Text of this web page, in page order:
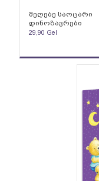
შეღებე საოცარი
დინოზავრები
29,90 Gel